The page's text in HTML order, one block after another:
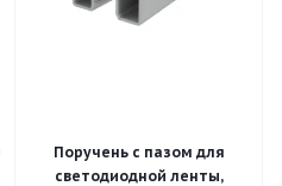
Поручень с пазом для
светодиодной ленты,